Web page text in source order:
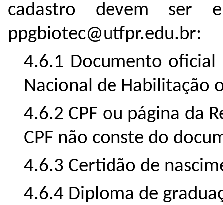
cadastro devem ser
ppgbiotec@utfpr.edu.br:
4.6.1 Documento oficial
Nacional de Habilitação
4.6.2 CPF ou página da
CPF não conste do
4.6.3 Certidão de
4.6.4 Diploma de